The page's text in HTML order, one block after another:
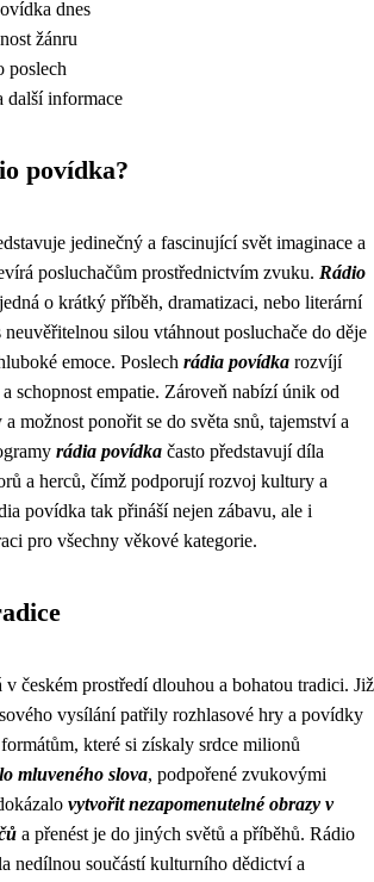
dnes
žánru
poslech
další informace
povídka?
jedinečný a fascinující svět imaginace a
posluchačům prostřednictvím zvuku. Rádio
o krátký příběh, dramatizaci, nebo literární
neuvěřitelnou silou vtáhnout posluchače do děje
emoce. Poslech rádia povídka rozvíjí
schopnost empatie. Zároveň nabízí únik od
možnost ponořit se do světa snů, tajemství a
rádia povídka často představují díla
a herců, čímž podporují rozvoj kultury a
povídka tak přináší nejen zábavu, ale i
pro všechny věkové kategorie.
českém prostředí dlouhou a bohatou tradici. Již
vysílání patřily rozhlasové hry a povídky
které si získaly srdce milionů
mluveného slova, podpořené zvukovými
vytvořit nezapomenutelné obrazy v
a přenést je do jiných světů a příběhů. Rádio
nedílnou součástí kulturního dědictví a